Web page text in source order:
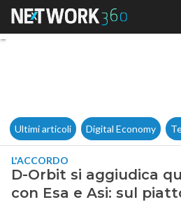
D-Orbit
Ultimi articoli Digital Economy
L'ACCORDO
D-Orbit si aggiudica
con Esa e Asi: sul